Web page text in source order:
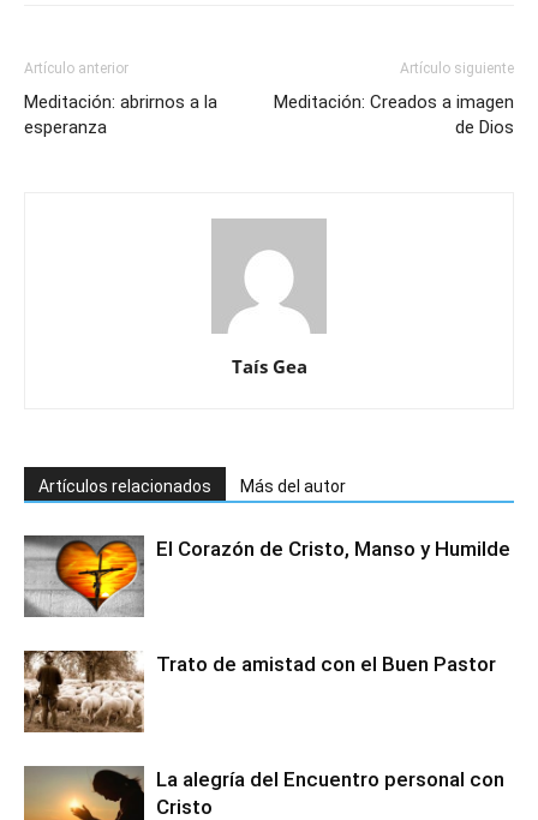
Artículo anterior
Meditación: abrirnos a la
esperanza
Artículo siguiente
Meditación: Creados a imagen
de Dios
Taís Gea
Artículos relacionados Más del autor
El Corazón de Cristo, Manso y Humilde
Trato de amistad con el Buen Pastor
La alegría del Encuentro personal con
Cristo